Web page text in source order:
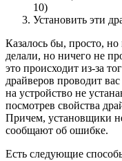
10)
Установить эти
Казалось бы, просто,
делали, но ничего не
это происходит из-за
драйверов проводит
на устройство не
посмотрев свойства
Причем, установщики
сообщают об ошибке.
Есть следующие